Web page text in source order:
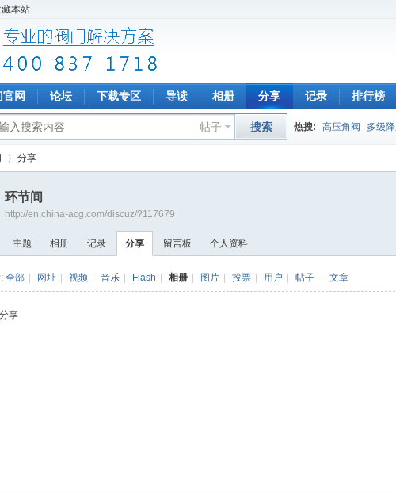
本站
网 论坛 下载专区 导读 相册 分享 记录 排行榜
帖子 搜索 热搜: 高压角阀 多级
分享
环节间
http://en.china-acg.com/discuz/?117679
主题 相册 记录 分享 留言板 个人资料
全部 网址 视频 音乐 Flash 相册 图片 投票 用户 帖子 文章
享